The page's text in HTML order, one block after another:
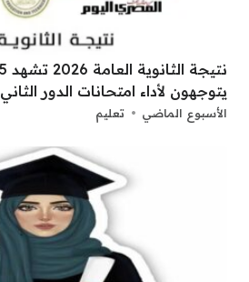
يتوجهون لأداء امتحانات الدور الثاني
الأسبوع الماضي تعليم